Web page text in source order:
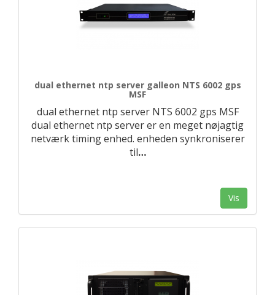
dual ethernet ntp server galleon NTS 6002 gps
MSF
dual ethernet ntp server NTS 6002 gps MSF
dual ethernet ntp server er en meget nøjagtig
netværk timing enhed. enheden synkroniserer
til…
Vis